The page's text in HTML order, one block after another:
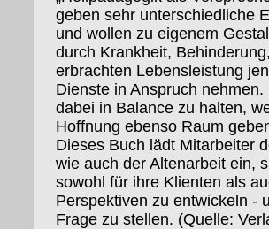
geben sehr unterschiedliche
und wollen zu eigenem
durch Krankheit,
erbrachten Lebensleistung
Dienste in Anspruch
dabei in Balance zu halten,
Hoffnung ebenso Raum
Dieses Buch lädt Mitarbeiter
wie auch der Altenarbeit ein,
sowohl für ihre Klienten als
Perspektiven zu entwickeln -
Frage zu stellen. (Quelle: